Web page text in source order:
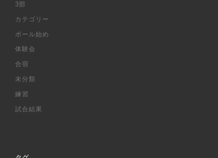
3部
カテゴリー
ボール始め
体験会
合宿
未分類
練習
試合結果